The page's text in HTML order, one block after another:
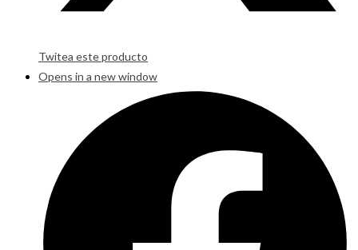
Twitea este producto
Opens in a new window